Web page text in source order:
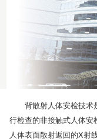
背散射人体安检技术
行检查的非接触式人体安
人体表面散射返回的X射